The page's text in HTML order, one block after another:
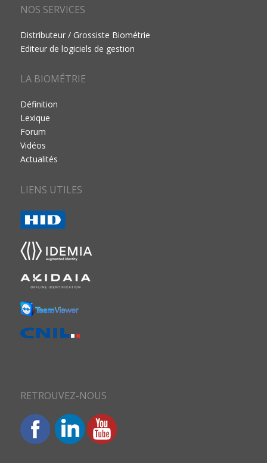
NOS SERVICES
Distributeur / Grossiste Biométrie
Editeur de logiciels de gestion
LA BIOMÉTRIE
Définition
Lexique
Forum
Vidéos
Actualités
LIENS UTILES
RETROUVEZ-NOUS